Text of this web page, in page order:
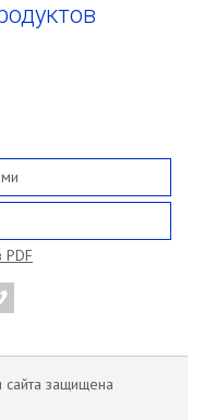
PDF
защищена